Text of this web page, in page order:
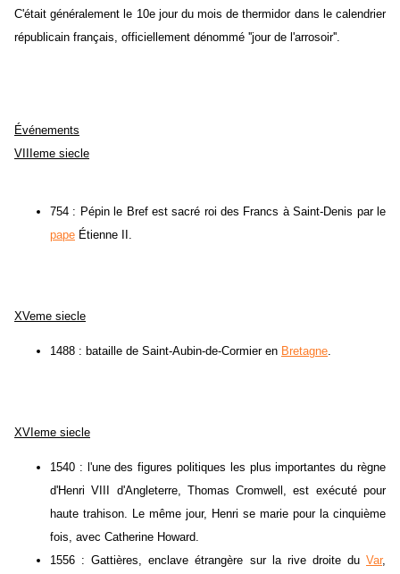
C'était généralement le 10e jour du mois de thermidor dans le calendrier
républicain français, officiellement dénommé ''jour de l'arrosoir''.
Événements
VIIIeme siecle
754 : Pépin le Bref est sacré roi des Francs à Saint-Denis par le
pape Étienne II.
XVeme siecle
1488 : bataille de Saint-Aubin-de-Cormier en Bretagne.
XVIeme siecle
1540 : l'une des figures politiques les plus importantes du règne
d'Henri VIII d'Angleterre, Thomas Cromwell, est exécuté pour
haute trahison. Le même jour, Henri se marie pour la cinquième
fois, avec Catherine Howard.
1556 : Gattières, enclave étrangère sur la rive droite du Var,